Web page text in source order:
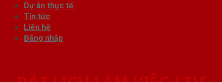
Dự án thực tế
Tin tức
Liên hệ
Đăng nhập